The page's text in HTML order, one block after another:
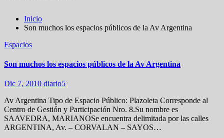
Inicio
Son muchos los espacios públicos de la Av Argentina
Espacios
Son muchos los espacios públicos de la Av Argentina
Dic 7, 2010 diario5
Av Argentina Tipo de Espacio Público: Plazoleta Corresponde al
Centro de Gestión y Participación Nro. 8.Su nombre es
SAAVEDRA, MARIANOSe encuentra delimitada por las calles
ARGENTINA, Av. – CORVALAN – SAYOS…